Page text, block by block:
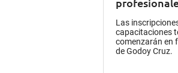
Las
capacitaciones
comenzarán en
de Godoy Cruz.